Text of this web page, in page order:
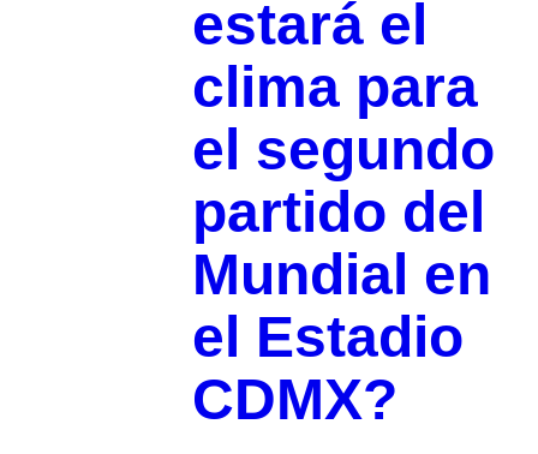
estará el
clima para
el segundo
partido del
Mundial en
el Estadio
CDMX?